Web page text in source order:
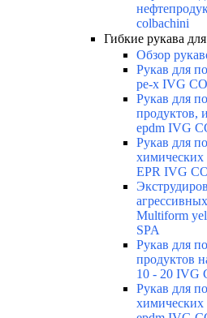
colbachini
Гибкие рукава
Обзор
Рукав для
pe-x IVG
Рукав для
продуктов,
epdm IVG
Рукав для
химических
EPR IVG
Multiform
SPA
Рукав для
продуктов
10 - 20 IVG
Рукав для
химических